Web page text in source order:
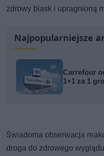
zdrowy blask i upragnioną
Najpopularniejsze
Carrefour
1+1 za 1
Świadoma obserwacja
droga do zdrowego